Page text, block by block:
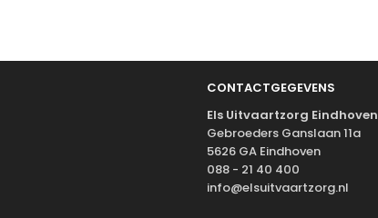
CONTACTGEGEVENS
Els Uitvaartzorg Eindhoven
Gebroeders Ganslaan 11a
5626 GA Eindhoven
088 - 21 40 400
info@elsuitvaartzorg.nl